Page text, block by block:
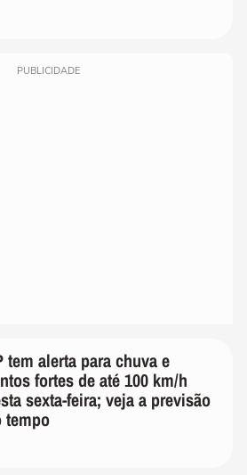
PUBLICIDADE
tem alerta para chuva e
fortes de até 100 km/h
sexta-feira; veja a previsão
tempo